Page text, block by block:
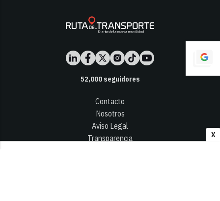
X
52,000seguidores
Contacto
Nosotros
Aviso Legal
Transparencia